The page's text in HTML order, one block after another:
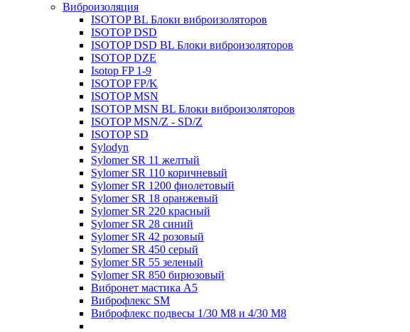
Виброизоляция
ISOTOP BL Блоки виброизоляторов
ISOTOP DSD
ISOTOP DSD BL Блоки виброизоляторов
ISOTOP DZE
Isotop FP 1-9
ISOTOP FP/K
ISOTOP MSN
ISOTOP MSN BL Блоки виброизоляторов
ISOTOP MSN/Z - SD/Z
ISOTOP SD
Sylodyn
Sylomer SR 11 желтый
Sylomer SR 110 коричневый
Sylomer SR 1200 фиолетовый
Sylomer SR 18 оранжевый
Sylomer SR 220 красный
Sylomer SR 28 синий
Sylomer SR 42 розовый
Sylomer SR 450 серый
Sylomer SR 55 зеленый
Sylomer SR 850 бирюзовый
Вибронет мастика А5
Виброфлекс SM
Виброфлекс подвесы 1/30 М8 и 4/30 М8